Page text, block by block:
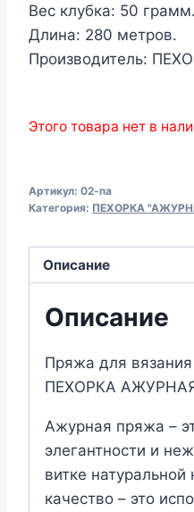
Вес клубка: 50 грамм.
Длина: 280 метров.
Производитель:
Этого товара нет в
Артикул: 02-па
Категория: ПЕХОРКА
Описание
Описание
Пряжа для
ПЕХОРКА
Ажурная пряжа –
элегантности и
витке
качество – это